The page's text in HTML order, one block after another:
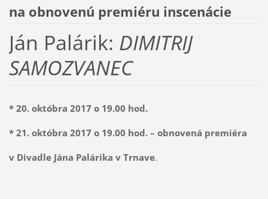
na obnovenú premiéru inscenácie
Ján Palárik: DIMITRIJ
SAMOZVANEC
* 20. októbra 2017 o 19.00 hod.
* 21. októbra 2017 o 19.00 hod. – obnovená premiéra
v Divadle Jána Palárika v Trnave.